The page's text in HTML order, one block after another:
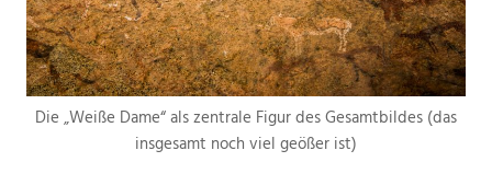
Die „Weiße Dame“ als zentrale Figur des Gesamtbildes (das
insgesamt noch viel geößer ist)